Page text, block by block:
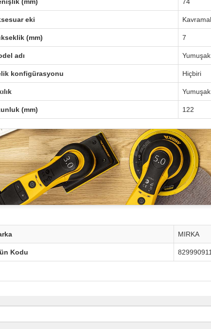
eki
(mm) 7
adı
konfigürasyonu Hiçbiri
Yumuşak
(mm) 122
MIRKA
Kodu